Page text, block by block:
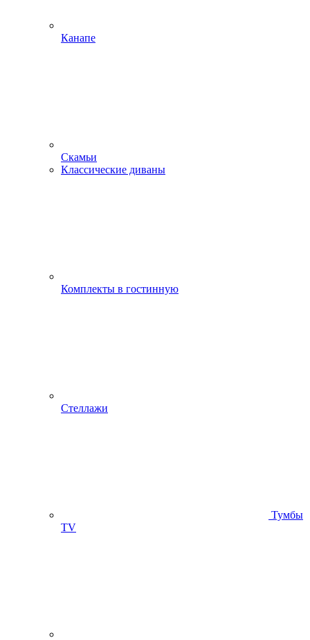
Канапе
Скамьи
Классические диваны
Комплекты в гостинную
Стеллажи
Тумбы
ТV